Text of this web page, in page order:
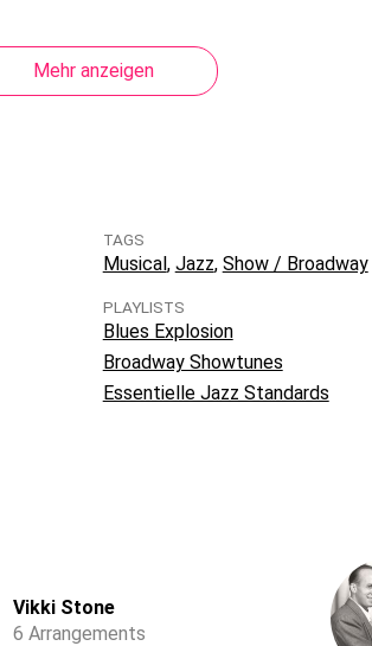
Mehr anzeigen
TAGS
Musical Jazz Show / Broadway
PLAYLISTS
Blues Explosion
Broadway Showtunes
Essentielle Jazz Standards
Vikki Stone
6 Arrangements